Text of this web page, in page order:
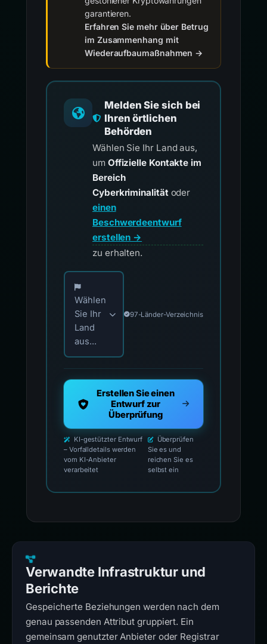
garantieren.
Erfahren Sie mehr über Betrug
im Zusammenhang mit
Wiederaufbaumaßnahmen →
Melden Sie sich bei
Ihren örtlichen
Behörden
Wählen Sie Ihr Land aus,
um Offizielle Kontakte im
Bereich
Cyberkriminalitätoder
einen
Beschwerdeentwurf
erstellen →
zu erhalten.
Wählen Sie Ihr Land für offizielle
Wählen
Sie Ihr
Land
aus...
97-Länder-Verzeichnis
Erstellen Sie einen
Entwurf zur
Überprüfung
KI-gestützter Entwurf
– Vorfalldetails werden
vom KI-Anbieter
verarbeitet
Überprüfen
Sie es und
reichen Sie es
selbst ein
Verwandte Infrastruktur und
Berichte
Gespeicherte Beziehungen werden nach dem
genau passenden Attribut gruppiert. Ein
gemeinsam genutzter Anbieter oder Registrar